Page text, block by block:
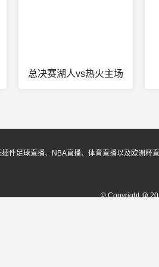
总决赛湖人vs热火主场
件足球直播、NBA直播、体育直播以及欧洲
© Copyright @